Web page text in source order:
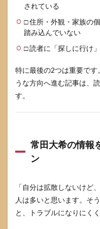
されている
□ 住所・外観・家族の
踏み込んでいない
□ 読者に「探しに行け
特に最後の2つは重要です
うな方向へ進む記事は、
す。
常田大希の情報
ン
「自分は拡散しないけど
人は多いと思います。そ
と、トラブルになりにくく